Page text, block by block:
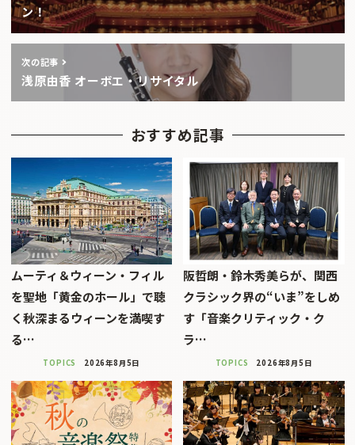
ン！
次の記事
浅原由香 オーボエ・リサイタル
おすすめ記事
ムーティ＆ウィーン・フィル
を聖地「黄金のホール」で聴
く秋深まるウィーンを満喫す
る…
TOPICS 2026年8月5日
阪哲朗・鈴木秀美らが、関西
クラシック界の“いま”をしめ
す「音楽クリティック・ク
ラ…
TOPICS 2026年8月5日